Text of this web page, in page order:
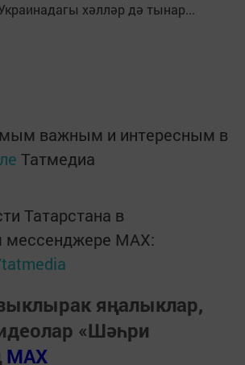
хәлләр дә тынар...
важным и интересным в
Татмедиа
Татарстана в
мессенджере MАХ:
яңалыклар,
«Шәһри
MAX